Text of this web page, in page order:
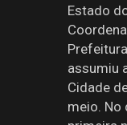
Estado
assumiu
Cidade
meio. No